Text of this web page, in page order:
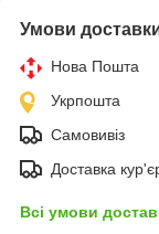
Умови
Нова Пошта
Укрпошта
Самовивіз
Доставка
Всі умови